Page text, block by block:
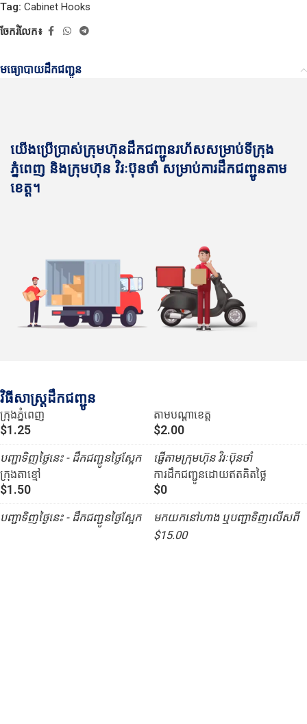
Tag: Cabinet Hooks
ចែករំលែក៖
មធ្យោបាយដឹកជញ្ជូន
យើងប្រើប្រាស់ក្រុមហ៊ុនដឹកជញ្ជូនរហ័សសម្រាប់ទីក្រុង
ភ្នំពេញ និងក្រុមហ៊ុន វិរៈប៊ុនថាំ សម្រាប់ការដឹកជញ្ជូនតាម
ខេត្ត។
វិធីសាស្រ្តដឹកជញ្ជូន
ក្រុងភ្នំពេញ
$1.25
បញ្ជាទិញថ្ងៃនេះ - ដឹកជញ្ជូនថ្ងៃស្អែក
ក្រុងតាខ្មៅ
$1.50
បញ្ជាទិញថ្ងៃនេះ - ដឹកជញ្ជូនថ្ងៃស្អែក
តាមបណ្ដាខេត្ត
$2.00
ផ្ញើតាមក្រុមហ៊ុន វិរៈប៊ុនថាំ
ការដឹកជញ្ជូនដោយឥតគិតថ្លៃ
$0
មកយកនៅហាង ឬបញ្ជាទិញលើសពី
$15.00